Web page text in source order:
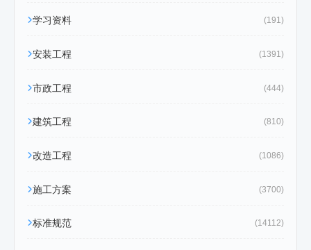
学习资料 (191)
安装工程 (1391)
市政工程 (444)
建筑工程 (810)
改造工程 (1086)
施工方案 (3700)
标准规范 (14112)